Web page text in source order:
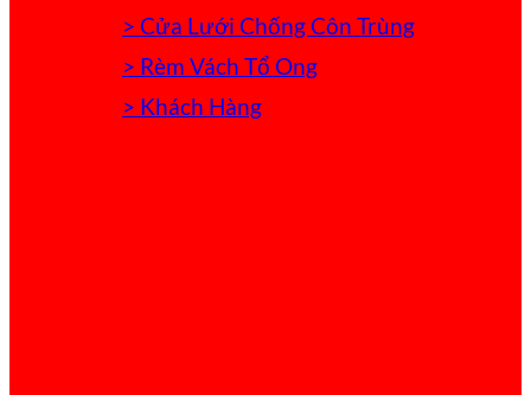
> Cửa Lưới Chống Côn Trùng
> Rèm Vách Tổ Ong
> Khách Hàng